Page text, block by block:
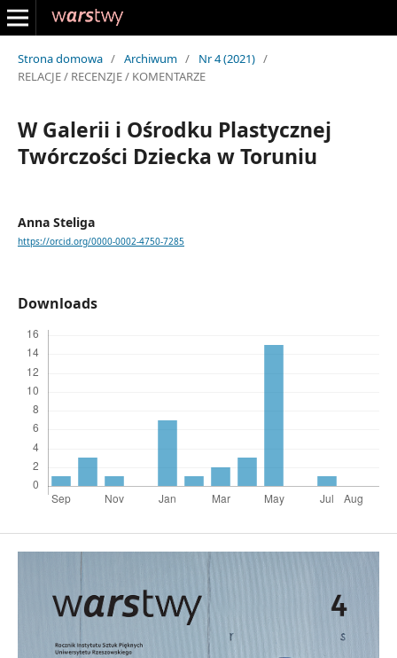
Strona domowa / Archiwum / Nr 4 (2021) /
RELACJE / RECENZJE / KOMENTARZE
W Galerii i Ośrodku Plastycznej
Twórczości Dziecka w Toruniu
Anna Steliga
https://orcid.org/0000-0002-4750-7285
Downloads